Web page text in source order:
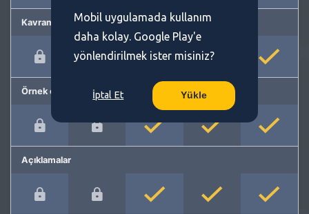
Kavram önerme
Örnek cümleler
Açıklamalar
Mobil uygulamada kullanım
daha kolay. Google Play'e
yönlendirilmek ister misiniz?
İptal Et Yükle